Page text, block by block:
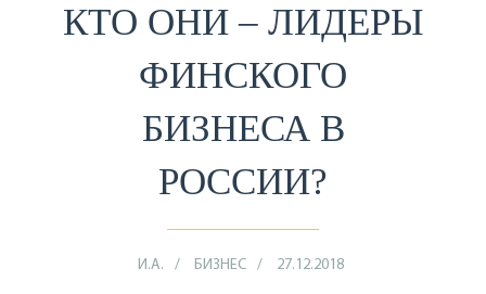
КТО ОНИ – ЛИДЕРЫ
ФИНСКОГО
БИЗНЕСА В
РОССИИ?
И.А. БИЗНЕС 27.12.2018